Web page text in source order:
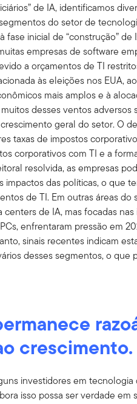
de IA, identificamos
do setor de
inicial de “construção” de
empresas de software
a orçamentos de TI
às eleições nos EUA,
mais amplos e à
desses ventos adversos
geral do setor. O
taxas de impostos
corporativos com TI e a
resolvida, as empresas
impactos das políticas, o que
de TI. Em outras áreas do
de IA, mas focadas nas
enfrentaram pressão em
sinais recentes indicam
desses segmentos, o que
crescimento.
investidores em tecnologia
isso possa ser verdade em